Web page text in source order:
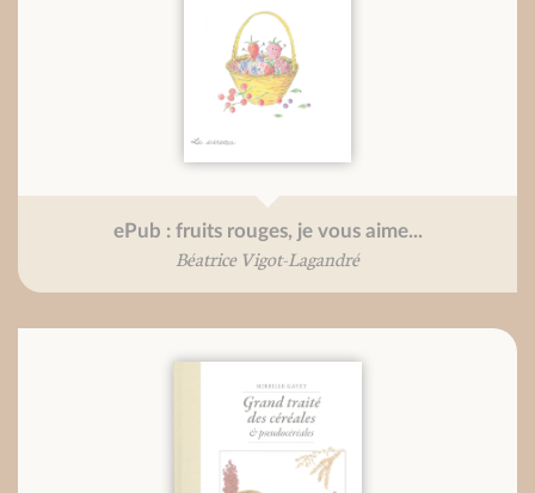
ePub : fruits rouges, je vous aime...
Béatrice Vigot-Lagandré